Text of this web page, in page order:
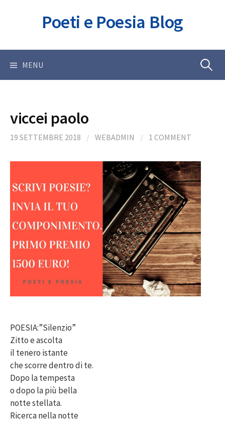
Poeti e Poesia Blog
MENU Ricerca
viccei paolo
19 SETTEMBRE 2018 / WEBADMIN / 1 COMMENT
POESIA:”Silenzio”
Zitto e ascolta
il tenero istante
che scorre dentro di te.
Dopo la tempesta
o dopo la più bella
notte stellata.
Ricerca nella notte